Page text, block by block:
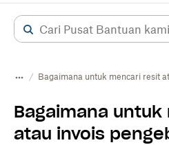
Bagaimana untuk mencari resit
Bagaimana
atau invois